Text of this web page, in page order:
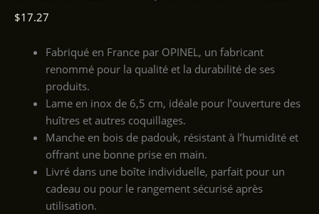
$17.27
Fabriqué en France par OPINEL, un fabricant
renommé pour la qualité et la durabilité de ses
produits.
Lame en inox de 6,5 cm, idéale pour l’ouverture des
huîtres et autres coquillages.
Manche en bois de padouk, résistant à l’humidité et
offrant une bonne prise en main.
Livré dans une boîte individuelle, parfait pour un
cadeau ou pour le rangement sécurisé après
utilisation.